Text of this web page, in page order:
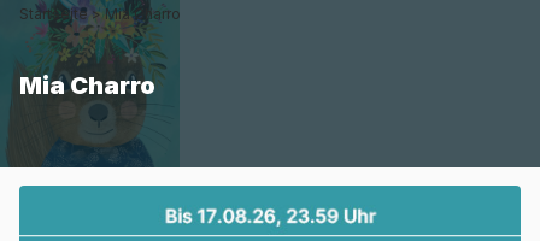
Startseite >Mia Charro
Mia Charro